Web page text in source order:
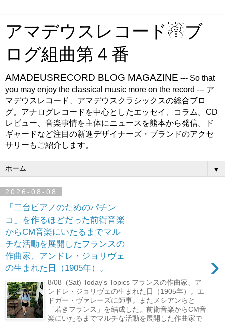
アマデウスレコード☃ブ
ログ組曲第４番
AMADEUSRECORD BLOG MAGAZINE --- So that
you may enjoy the classical music more on the record --- ア
マデウスレコード、アマデウスクラシックスの総合ブロ
グ。アナログレコードを中心としたエッセイ、コラム。CD
レビュー、音楽事情を主体にニュースを熊本から発信。ド
ギャードなど注目の新進デザイナーズ・ブランドのアクセ
サリーもご紹介します。
▼
2026-08-08
「二台ピアノのためのパチン
コ」を作るほどだった前衛音楽
からCM音楽にいたるまでマル
チな活動を展開したフランスの
作曲家、アンドレ・ジョリヴェ
の生まれた日（1905年）。
›
8/08 (Sat) Today's Topics フランスの作曲家、ア
ンドレ・ジョリヴェの生まれた日（1905年）。エ
ドガー・ヴァレーズに師事。またメシアンらと
「若きフランス」を結成した。前衛音楽からCM音
楽にいたるまでマルチな活動を展開した作曲家で